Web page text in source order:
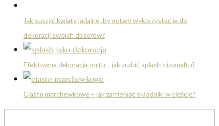
Jak suszyć kwiaty jadalne, by potem wykorzystać je do
dekoracji swoich deserów?
Efektowna dekoracja tortu – jak zrobić splash z izomaltu?
Ciasto marchewkowe – jak zamieniać składniki w cieście?